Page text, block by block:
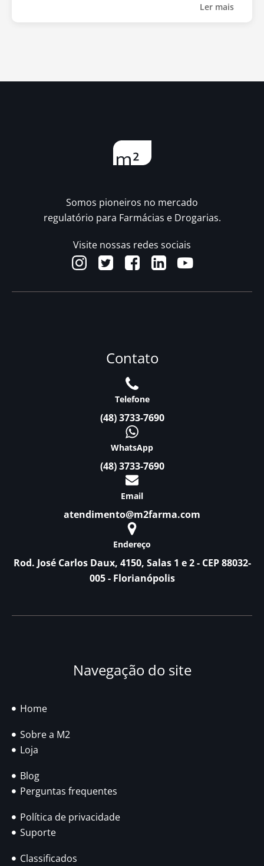
Ler mais
Somos pioneiros no mercado
regulatório para Farmácias e Drogarias.
Visite nossas redes sociais
Contato
Telefone
(48) 3733-7690
WhatsApp
(48) 3733-7690
Email
atendimento@m2farma.com
Endereço
Rod. José Carlos Daux, 4150, Salas 1 e 2 - CEP 88032-
005 - Florianópolis
Navegação do site
Home
Sobre a M2
Loja
Blog
Perguntas frequentes
Política de privacidade
Suporte
Classificados